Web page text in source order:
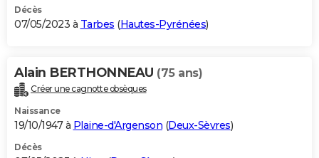
Décès
07/05/2023 à Tarbes (Hautes-Pyrénées)
Alain BERTHONNEAU (75 ans)
Créer une cagnotte obsèques
Naissance
19/10/1947 à Plaine-d'Argenson (Deux-Sèvres)
Décès